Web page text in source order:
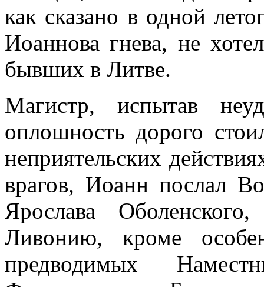
как сказано в одной
Иоаннова гнева, не
бывших в Литве.
Магистр, испытав
оплошность дорого
неприятельских
врагов, Иоанн послал
Ярослава
Ливонию, кроме
предводимых